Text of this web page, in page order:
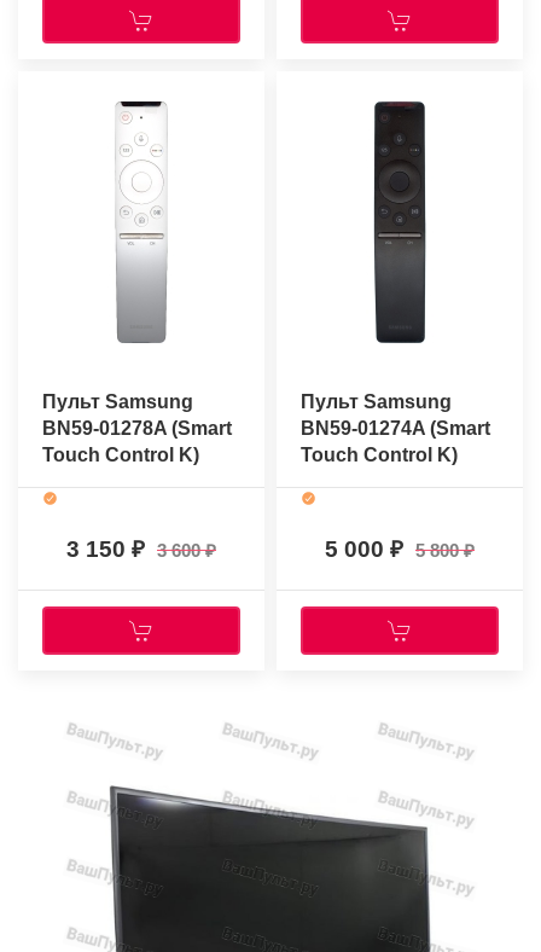
Пульт Samsung
BN59-01278A (Smart
Touch Control K)
3 150 3 600
Пульт Samsung
BN59-01274A (Smart
Touch Control K)
5 000 5 800